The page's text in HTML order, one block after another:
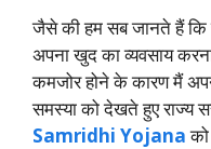
जैसे की हम सब जानते हैं कि
अपना खुद का व्यवसाय
कमजोर होने के कारण मैं
समस्या को देखते हुए राज्य
Samridhi Yojana